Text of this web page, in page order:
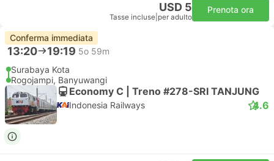
USD 5
Tasse incluse per adulto
Prenota ora
Conferma immediata
13:20 19:19 5o 59m
Surabaya Kota
Rogojampi, Banyuwangi
Economy C | Treno #278-SRI TANJUNG
Indonesia Railways 4.6